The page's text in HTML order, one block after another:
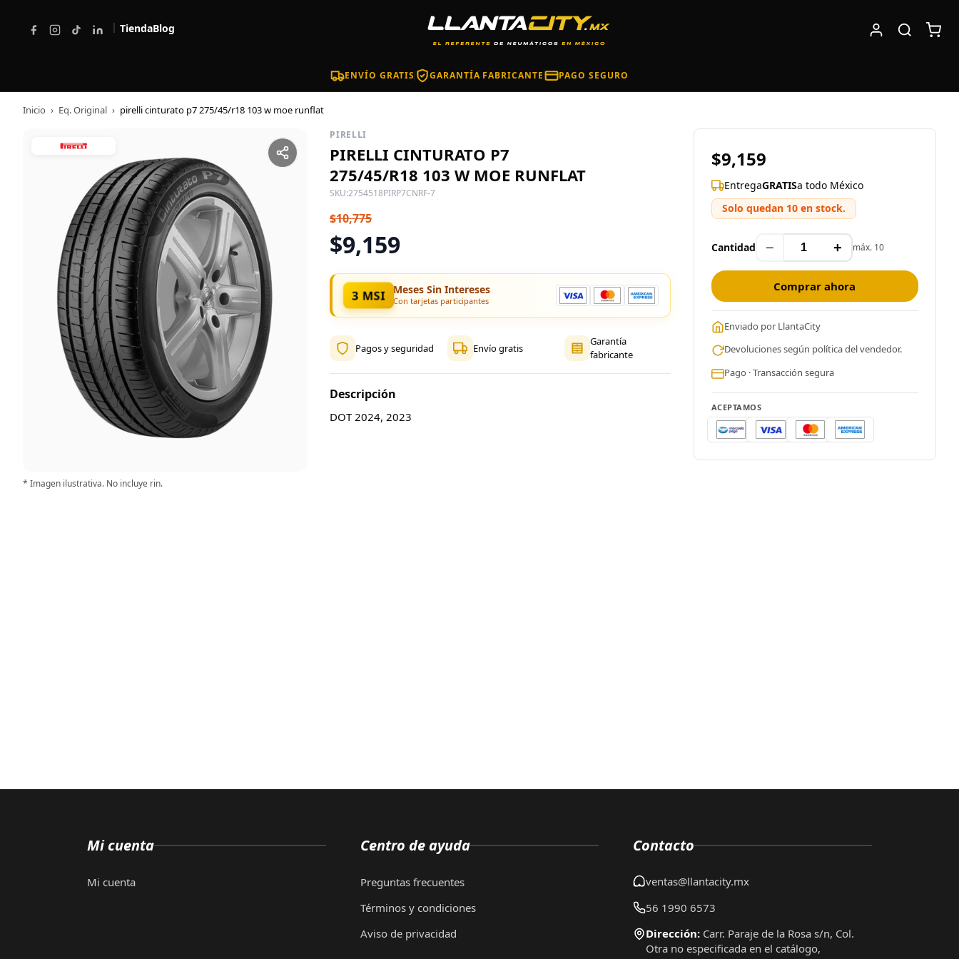
| TiendaBlog
ENVÍO GRATIS GARANTÍA FABRICANTE PAGO SEGURO
Inicio › Eq. Original › pirelli cinturato p7 275/45/r18 103 w moe runflat
* Imagen ilustrativa. No incluye rin.
PIRELLI
PIRELLI CINTURATO P7
275/45/R18 103 W MOE RUNFLAT
SKU:2754518PIRP7CNRF-7
$10,775
$9,159
3 MSI Meses Sin Intereses
Con tarjetas participantes
Pagos y seguridad Envío gratis
Garantía
fabricante
Descripción
DOT 2024, 2023
$9,159
EntregaGRATISa todo México
Solo quedan 10 en stock.
Cantidad − + máx. 10
Comprar ahora
Enviado por LlantaCity
Devoluciones según política del vendedor.
Pago · Transacción segura
ACEPTAMOS
Mi cuenta
Mi cuenta
Centro de ayuda
Preguntas frecuentes
Términos y condiciones
Aviso de privacidad
Contacto
ventas@llantacity.mx
56 1990 6573
Dirección: Carr. Paraje de la Rosa s/n, Col.
Otra no especificada en el catálogo,